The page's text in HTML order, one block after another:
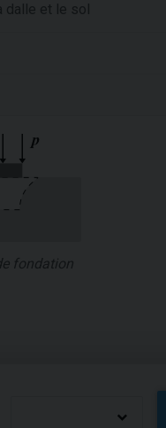
dalle et le sol
fondation